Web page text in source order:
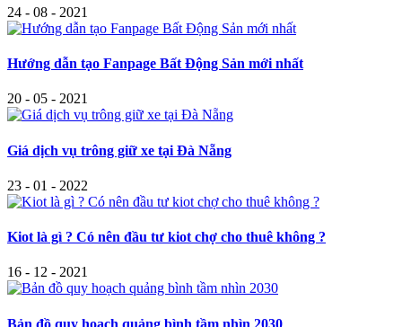
24 - 08 - 2021
Hướng dẫn tạo Fanpage Bất Động Sản mới nhất
20 - 05 - 2021
Giá dịch vụ trông giữ xe tại Đà Nẵng
23 - 01 - 2022
Kiot là gì ? Có nên đầu tư kiot chợ cho thuê không ?
16 - 12 - 2021
Bản đồ quy hoạch quảng bình tầm nhìn 2030